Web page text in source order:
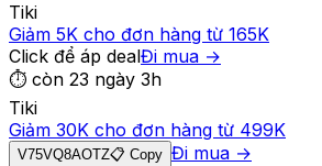
Tiki
Giảm 5K cho đơn hàng từ 165K
Click để áp dealĐi mua →
⏱ còn 23 ngày 3h
Tiki
Giảm 30K cho đơn hàng từ 499K
V75VQ8AOTZ📋 Copy Đi mua →